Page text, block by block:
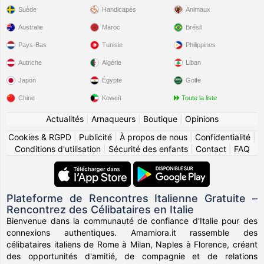
Princess0798 a crée un compte Android
Dupont2027 a crée un compte iPhone
Jnoel a aimé le profil de Magaud
Andrey1234567a crée un compte iPhone
15 hrs
Sandrino79a aimé le profil deCecilia87
a crée un compte
et vit en/au
sa description:
I’m looking for serious relationship
veut que son partenaire soit:
Cerco un uomo onesto che desideri una relazione seria e il
matrimonio
Suède Handicapés Animaux
Australie
Pays-Bas
Autriche
Japon
Chine
Maroc
Tunisie
Algérie
Égypte
Koweït
Brésil
Philippines
Liban
Golfe
Toute la liste
Actualités| Arnaqueurs| Boutique| Opinions
Cookies & RGPD
Publicité À propos de nous Confidentialité
Conditions d'utilisation| Sécurité des enfants| Contact| FAQ
Plateforme de Rencontres Italienne Gratuite –
Rencontrez des Célibataires en Italie
Bienvenue dans la communauté de confiance d'Italie pour des
connexions authentiques. Amamiora.it rassemble des
célibataires italiens de Rome à Milan, Naples à Florence, créant
des opportunités d'amitié, de compagnie et de relations